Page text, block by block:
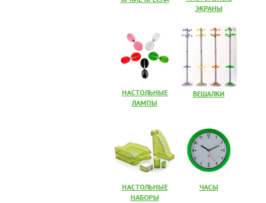
ЭКРАНЫ
НАСТОЛЬНЫЕ
ЛАМПЫ
ВЕШАЛКИ
НАСТОЛЬНЫЕ
НАБОРЫ
ЧАСЫ